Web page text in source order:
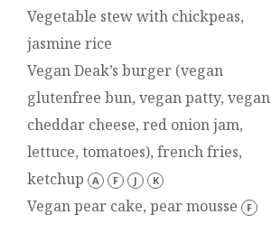
Vegetable stew with chickpeas,
jasmine rice
Vegan Deak’s burger (vegan
glutenfree bun, vegan patty, vegan
cheddar cheese, red onion jam,
lettuce, tomatoes), french fries,
ketchup
A F J K
Vegan pear cake, pear mousse F